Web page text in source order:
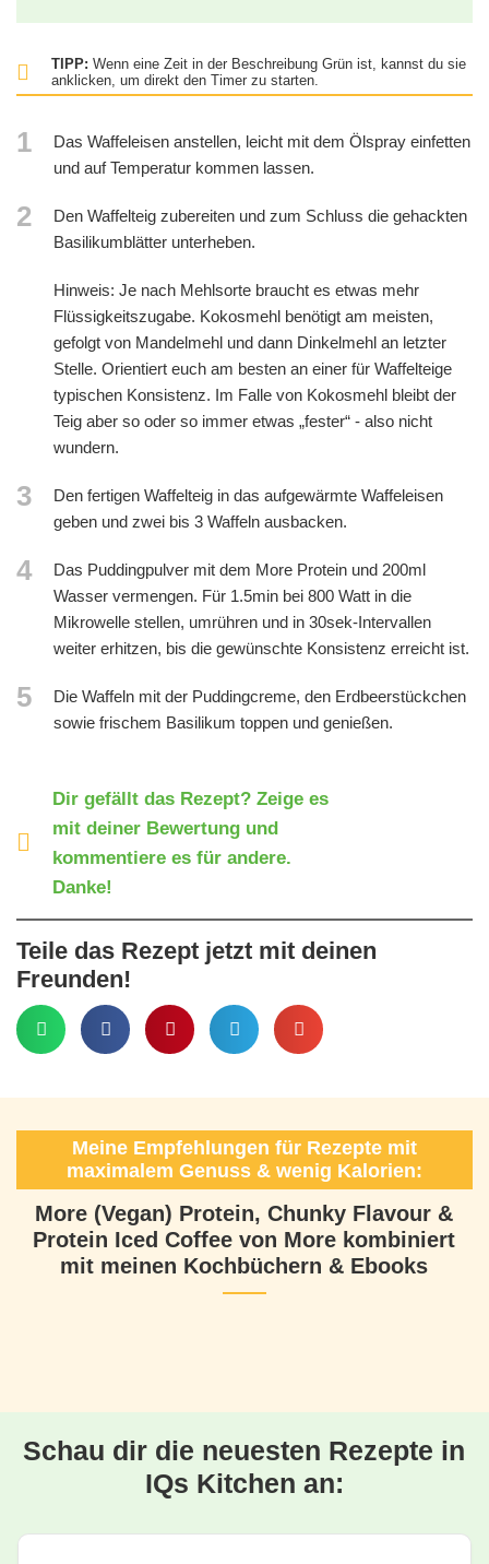
TIPP: Wenn eine Zeit in der Beschreibung Grün ist, kannst du sie
anklicken, um direkt den Timer zu starten.
1
Das Waffeleisen anstellen, leicht mit dem Ölspray einfetten
und auf Temperatur kommen lassen.
2
Den Waffelteig zubereiten und zum Schluss die gehackten
Basilikumblätter unterheben.
Hinweis: Je nach Mehlsorte braucht es etwas mehr
Flüssigkeitszugabe. Kokosmehl benötigt am meisten,
gefolgt von Mandelmehl und dann Dinkelmehl an letzter
Stelle. Orientiert euch am besten an einer für Waffelteige
typischen Konsistenz. Im Falle von Kokosmehl bleibt der
Teig aber so oder so immer etwas „fester“ - also nicht
wundern.
3
Den fertigen Waffelteig in das aufgewärmte Waffeleisen
geben und zwei bis 3 Waffeln ausbacken.
4
Das Puddingpulver mit dem More Protein und 200ml
Wasser vermengen. Für 1.5min bei 800 Watt in die
Mikrowelle stellen, umrühren und in 30sek-Intervallen
weiter erhitzen, bis die gewünschte Konsistenz erreicht ist.
5
Die Waffeln mit der Puddingcreme, den Erdbeerstückchen
sowie frischem Basilikum toppen und genießen.
Dir gefällt das Rezept? Zeige es
mit deiner Bewertung und
kommentiere es für andere.
Danke!
Teile das Rezept jetzt mit deinen
Freunden!
Meine Empfehlungen für Rezepte mit
maximalem Genuss & wenig Kalorien:
More (Vegan) Protein, Chunky Flavour &
Protein Iced Coffee von More kombiniert
mit meinen Kochbüchern & Ebooks
Schau dir die neuesten Rezepte in
IQs Kitchen an: